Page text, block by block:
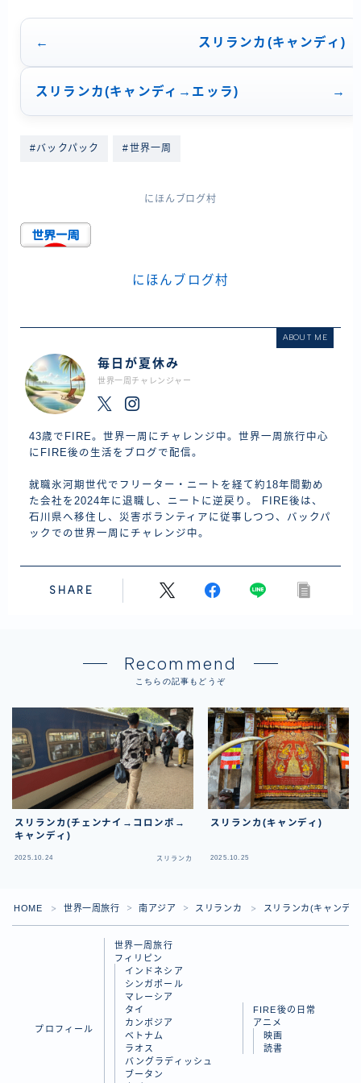
Follow Me
スリランカ(キャンディ)
スリランカ(キャンディ→エッラ)
#バックパック #世界一周
にほんブログ村
にほんブログ村
ABOUT ME
毎日が夏休み
世界一周チャレンジャー
43歳でFIRE。世界一周にチャレンジ中。世界一周旅行中心
にFIRE後の生活をブログで配信。
就職氷河期世代でフリーター・ニートを経て約18年間勤め
た会社を2024年に退職し、ニートに逆戻り。 FIRE後は、
石川県へ移住し、災害ボランティアに従事しつつ、バックパ
ックでの世界一周にチャレンジ中。
SHARE
Recommend
こちらの記事もどうぞ
スリランカ(チェンナイ→コロンボ→
キャンディ)
2025.10.24 スリランカ
スリランカ(キャンディ)
2025.10.25
HOME ＞ 世界一周旅行 ＞ 南アジア ＞ スリランカ ＞ スリランカ(キャンデ
プロフィール
世界一周旅行
フィリピン
インドネシア
シンガポール
マレーシア
タイ
カンボジア
ベトナム
ラオス
バングラディッシュ
ブータン
FIRE後の日常
アニメ
映画
読書